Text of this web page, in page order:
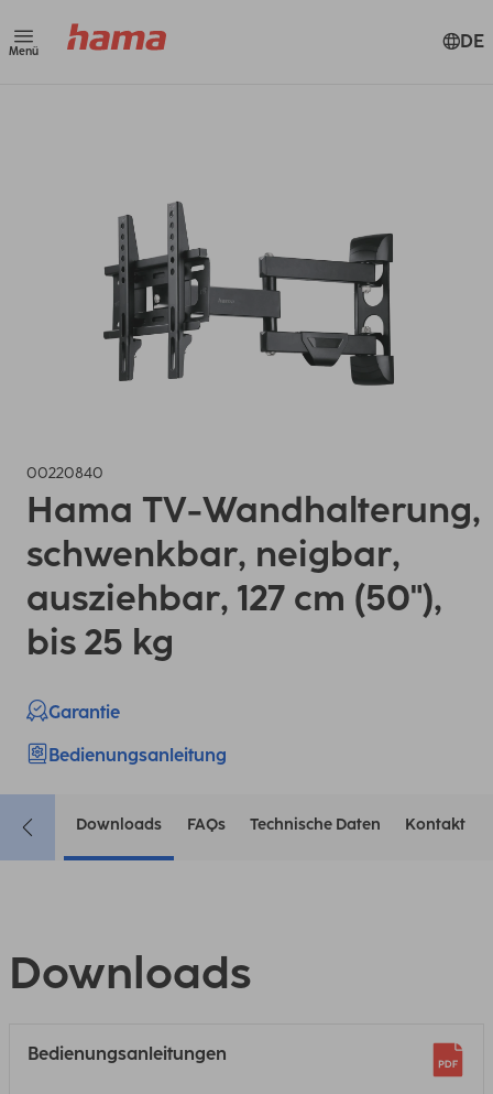
Menü DE
00220840
Hama TV-Wandhalterung,
schwenkbar, neigbar,
ausziehbar, 127 cm (50"),
bis 25 kg
Garantie
Bedienungsanleitung
Downloads FAQs Technische Daten Kontakt
Downloads
Bedienungsanleitungen